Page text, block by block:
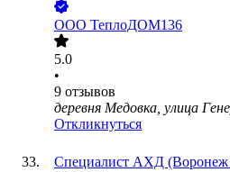
ООО ТеплоДОМ136
5.0
•
9 отзывов
деревня Медовка, улица
Откликнуться
Специалист АХД (Воронеж